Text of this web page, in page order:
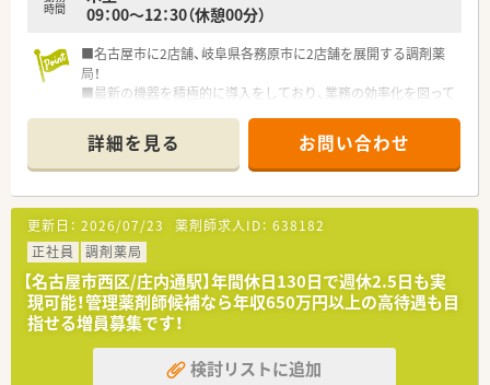
時間
09：00～12：30（休憩00分）
■名古屋市に2店舗、岐阜県各務原市に2店舗を展開する調剤薬
局！
■最新の機器を積極的に導入をしており、業務の効率化を図って
■特定の門前はなく面で近隣の処方箋を受けておりますので、学
べる環境です。
詳細を見る お問い合わせ
更新日： 2026/07/23 薬剤師求人ID： 638182
正社員
調剤薬局
【名古屋市西区/庄内通駅】年間休日130日で週休2.5日も実
現可能！管理薬剤師候補なら年収650万円以上の高待遇も目
指せる増員募集です！
検討リストに追加